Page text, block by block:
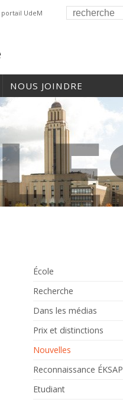
portail UdeM
NOUS JOINDRE
École
Recherche
Dans les médias
Prix et distinctions
Nouvelles
Reconnaissance ÉKSAP
Etudiant